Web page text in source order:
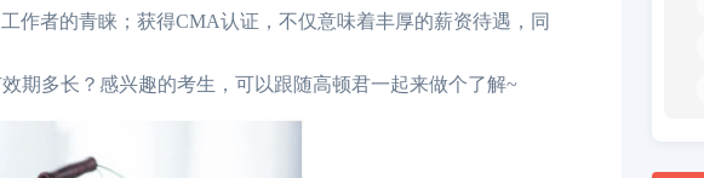
作者的青睐；获得CMA认证，不仅意味着丰厚的薪资待遇，同
期多长？感兴趣的考生，可以跟随高顿君一起来做个了解~